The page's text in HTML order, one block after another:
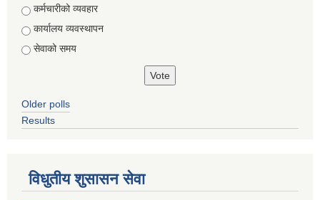
Choices
कर्मचारीको व्यवहार
कार्यालय व्यवस्थापन
सेवाको समय
Older polls
Results
विधुतीय शुसासन सेवा